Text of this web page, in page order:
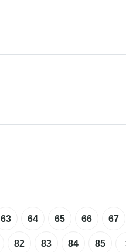
63 64 65 66 67
82 83 84 85